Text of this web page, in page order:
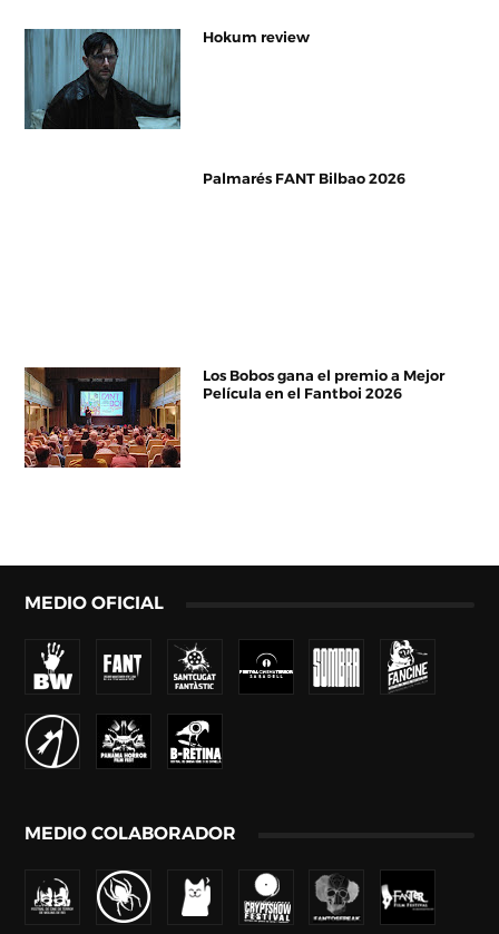
Hokum review
Palmarés FANT Bilbao 2026
Los Bobos gana el premio a Mejor
Película en el Fantboi 2026
MEDIO OFICIAL
MEDIO COLABORADOR